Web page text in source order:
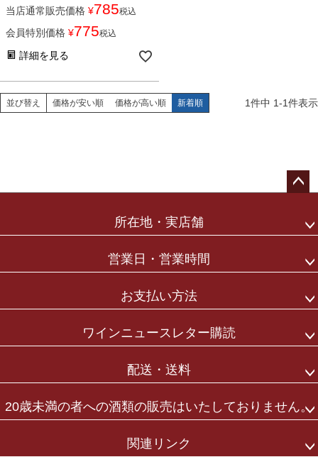
当店通常販売価格 ¥785税込
会員特別価格 ¥775税込
詳細を見る
並び替え 価格が安い順 価格が高い順 新着順 1件中 1-1件表示
所在地・実店舗
営業日・営業時間
お支払い方法
ワインニュースレター購読
配送・送料
20歳未満の者への酒類の販売はいたしておりません。
関連リンク